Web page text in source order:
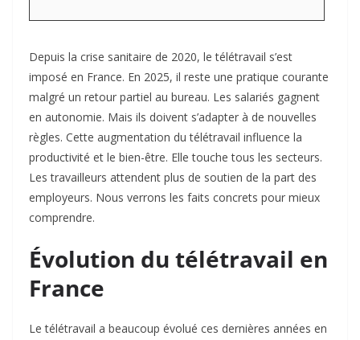
Depuis la crise sanitaire de 2020, le télétravail s’est
imposé en France. En 2025, il reste une pratique courante
malgré un retour partiel au bureau. Les salariés gagnent
en autonomie. Mais ils doivent s’adapter à de nouvelles
règles. Cette augmentation du télétravail influence la
productivité et le bien-être. Elle touche tous les secteurs.
Les travailleurs attendent plus de soutien de la part des
employeurs. Nous verrons les faits concrets pour mieux
comprendre.​
Évolution du télétravail en
France
Le télétravail a beaucoup évolué ces dernières années en